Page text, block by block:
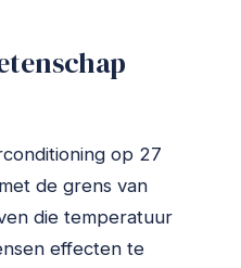
op 27
de grens van
die temperatuur
effecten te